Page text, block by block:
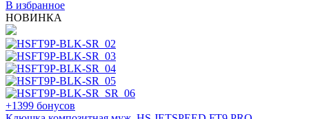
В избранное
НОВИНКА
+1399 бонусов